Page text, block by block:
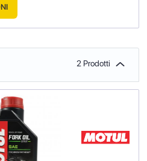
2 Prodotti